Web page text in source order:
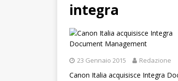
integra
23 Gennaio 2015 Redazione
Canon Italia acquisisce Integra